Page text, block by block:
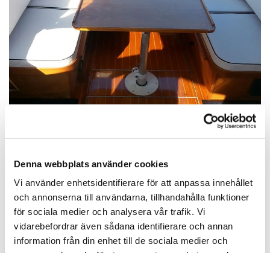
Denna webbplats använder cookies
Vi använder enhetsidentifierare för att anpassa innehållet
och annonserna till användarna, tillhandahålla funktioner
för sociala medier och analysera vår trafik. Vi
vidarebefordrar även sådana identifierare och annan
information från din enhet till de sociala medier och
Tyger
I vårtygbutikhittar du ett brett utbud av tyger med
olika färger, mönster, textur och fabrikat. Kontakta oss